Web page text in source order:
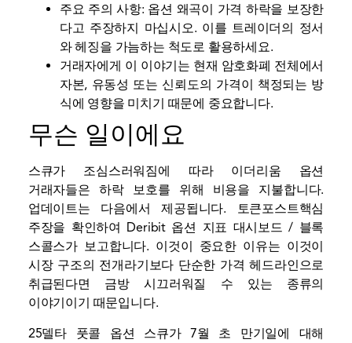
주요 주의 사항: 옵션 왜곡이 가격 하락을 보장한
다고 주장하지 마십시오. 이를 트레이더의 정서
와 헤징을 가늠하는 척도로 활용하세요.
거래자에게 이 이야기는 현재 암호화폐 전체에서
자본, 유동성 또는 신뢰도의 가격이 책정되는 방
식에 영향을 미치기 때문에 중요합니다.
무슨 일이에요
스큐가 조심스러워짐에 따라 이더리움 옵션
거래자들은 하락 보호를 위해 비용을 지불합니다.
업데이트는 다음에서 제공됩니다. 토큰포스트핵심
주장을 확인하여 Deribit 옵션 지표 대시보드 / 블록
스콜스가 보고합니다. 이것이 중요한 이유는 이것이
시장 구조의 전개라기보다 단순한 가격 헤드라인으로
취급된다면 금방 시끄러워질 수 있는 종류의
이야기이기 때문입니다.
25델타 풋콜 옵션 스큐가 7월 초 만기일에 대해